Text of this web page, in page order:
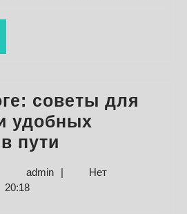
советы для
удобных
пути
дороге:
adminadmin
|
Нет
20:18